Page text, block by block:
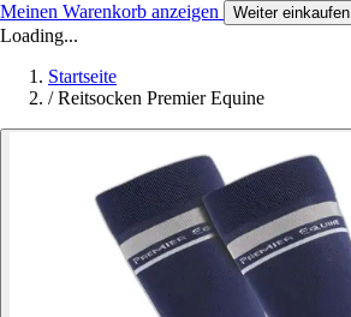
Meinen Warenkorb anzeigen Weiter einkaufen
Loading...
Startseite
/ Reitsocken Premier Equine